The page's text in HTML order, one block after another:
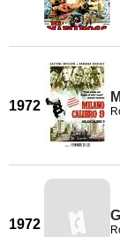
1972
1972